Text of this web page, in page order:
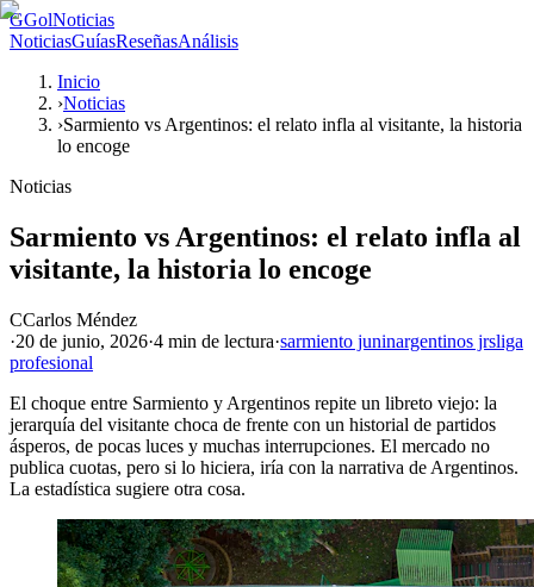
GGolNoticias
NoticiasGuíasReseñasAnálisis
Inicio
›Noticias
›Sarmiento vs Argentinos: el relato infla al visitante, la historia
lo encoge
Noticias
Sarmiento vs Argentinos: el relato infla al
visitante, la historia lo encoge
CCarlos Méndez
·20 de junio, 2026·4 min de lectura·sarmiento juninargentinos jrsliga
profesional
El choque entre Sarmiento y Argentinos repite un libreto viejo: la
jerarquía del visitante choca de frente con un historial de partidos
ásperos, de pocas luces y muchas interrupciones. El mercado no
publica cuotas, pero si lo hiciera, iría con la narrativa de Argentinos.
La estadística sugiere otra cosa.